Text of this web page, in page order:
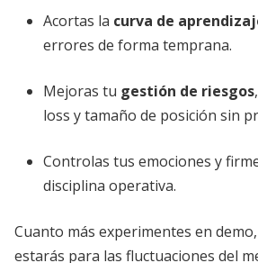
Acortas la curva de
errores de forma temprana.
Mejoras tu gestión de riesgos
loss y tamaño de posición sin
Controlas tus emociones y
disciplina operativa.
Cuanto más experimentes en
estarás para las fluctuaciones del